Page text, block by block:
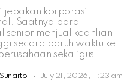
jebakan korporasi
Saatnya para
senior menjual keahlian
secara paruh waktu ke
sekaligus.
July 21, 2026, 11:23 am